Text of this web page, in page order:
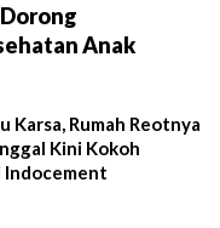
Anak
Karsa, Rumah Reotnya
Kini Kokoh
Indocement